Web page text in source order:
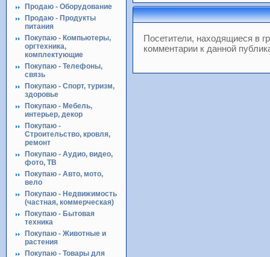
Посетители, находящиеся в
комментарии к данной
Продаю - Оборудование
Продаю - Продукты
питания
Покупаю - Компьютеры,
оргтехника,
комплектующие
Покупаю - Телефоны,
связь
Покупаю - Спорт, туризм,
здоровье
Покупаю - Мебель,
интерьер, декор
Покупаю -
Строительство, кровля,
ремонт
Покупаю - Аудио, видео,
фото, ТВ
Покупаю - Авто, мото,
вело
Покупаю - Недвижимость
(частная, коммерческая)
Покупаю - Бытовая
техника
Покупаю - Животные и
растения
Покупаю - Товары для